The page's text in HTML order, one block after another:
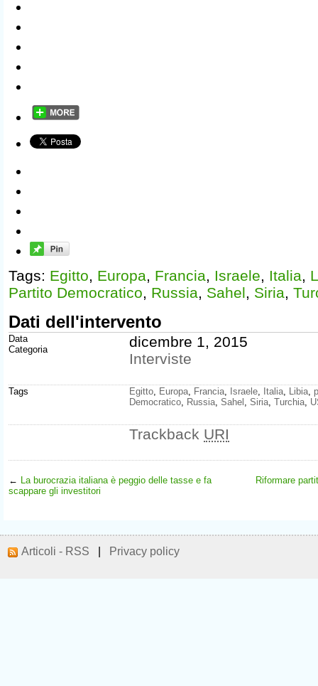
Tags: Egitto, Europa, Francia, Israele, Italia,
Partito Democratico, Russia, Sahel, Siria,
Dati dell'intervento
Data
Categoria
dicembre 1, 2015
Interviste
Tags Egitto Europa Francia Israele Italia Libia
Democratico
Russia Sahel Siria Turchia
Trackback URI
←
La burocrazia italiana è peggio delle tasse e fa
scappare gli investitori
Riformare
Articoli - RSS Privacy policy